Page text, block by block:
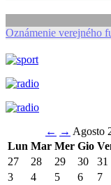
Oznámenie verejného
← → Agosto
Lun Mar Mer Gio
27
28 29 30 31
3
4 5 6 7